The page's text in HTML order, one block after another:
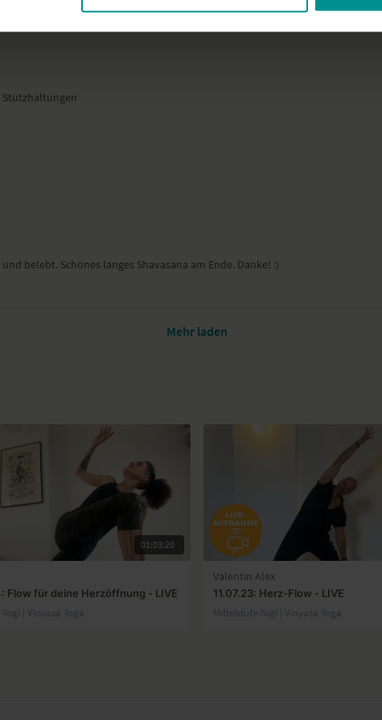
belebt. Schönes langes Shavasana am Ende. Danke! :)
Mehr laden
01:03:20
Flow für deine Herzöffnung - LIVE
Yogi | Vinyasa Yoga
Valentin Alex
11.07.23: Herz-Flow - LIVE
Mittelstufe-Yogi | Vinyasa Yoga